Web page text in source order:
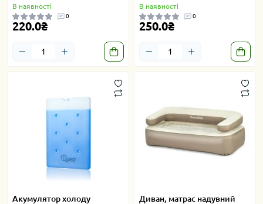
В наявності
0
220.0₴
В наявності
0
250.0₴
Акумулятор холоду
Диван, матрас надувний